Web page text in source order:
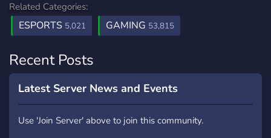
Related Categories:
ESPORTS 5,021 GAMING 53,815
Recent Posts
Latest Server News and Events
Use 'Join Server' above to join this community.